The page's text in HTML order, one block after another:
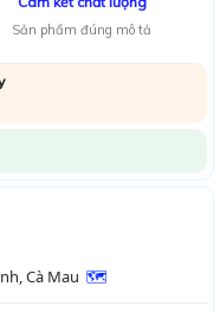
Sản phẩm đúng mô tả
Cà Mau 🗺